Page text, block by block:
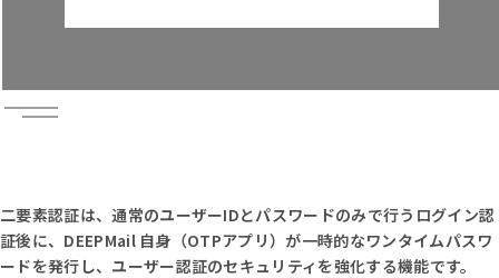
二要素認証は、通常のユーザーIDとパスワードのみで行うログイン認
証後に、DEEPMail 自身（OTPアプリ）が一時的なワンタイムパスワ
ードを発行し、ユーザー認証のセキュリティを強化する機能です。